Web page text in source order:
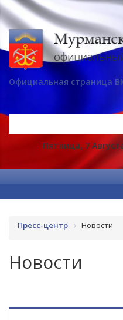
Официальная страница
Пятница, 7
Пресс-центр Новости
Новости